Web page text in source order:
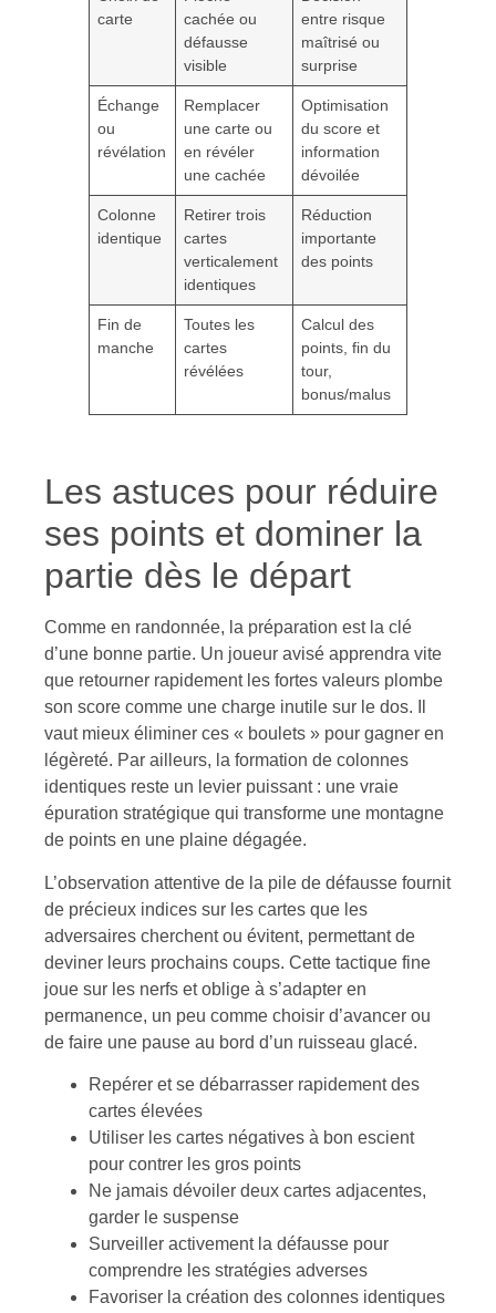
carte
cachée ou
défausse
visible
entre risque
maîtrisé ou
surprise
Échange
ou
révélation
Remplacer
une carte ou
en révéler
une cachée
Optimisation
du score et
information
dévoilée
Colonne
identique
Retirer trois
cartes
verticalement
identiques
Réduction
importante
des points
Fin de
manche
Toutes les
cartes
révélées
Calcul des
points, fin du
tour,
bonus/malus
Les astuces pour réduire
ses points et dominer la
partie dès le départ
Comme en randonnée, la préparation est la clé
d’une bonne partie. Un joueur avisé apprendra vite
que retourner rapidement les fortes valeurs plombe
son score comme une charge inutile sur le dos. Il
vaut mieux éliminer ces « boulets » pour gagner en
légèreté. Par ailleurs, la formation de colonnes
identiques reste un levier puissant : une vraie
épuration stratégique qui transforme une montagne
de points en une plaine dégagée.
L’observation attentive de la pile de défausse fournit
de précieux indices sur les cartes que les
adversaires cherchent ou évitent, permettant de
deviner leurs prochains coups. Cette tactique fine
joue sur les nerfs et oblige à s’adapter en
permanence, un peu comme choisir d’avancer ou
de faire une pause au bord d’un ruisseau glacé.
Repérer et se débarrasser rapidement des
cartes élevées
Utiliser les cartes négatives à bon escient
pour contrer les gros points
Ne jamais dévoiler deux cartes adjacentes,
garder le suspense
Surveiller activement la défausse pour
comprendre les stratégies adverses
Favoriser la création des colonnes identiques